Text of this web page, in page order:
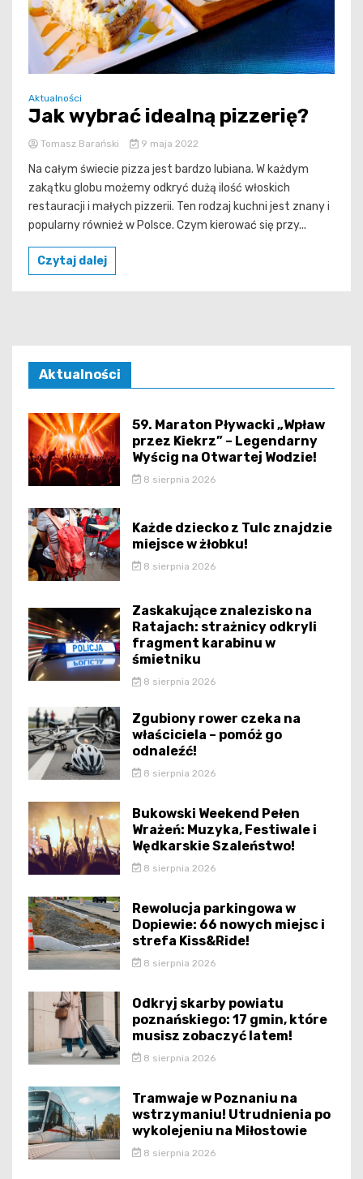
Aktualności
Jak wybrać idealną pizzerię?
Tomasz Barański 9 maja 2022
Na całym świecie pizza jest bardzo lubiana. W każdym
zakątku globu możemy odkryć dużą ilość włoskich
restauracji i małych pizzerii. Ten rodzaj kuchni jest znany i
popularny również w Polsce. Czym kierować się przy...
Czytaj dalej
Aktualności
59. Maraton Pływacki „Wpław
przez Kiekrz” – Legendarny
Wyścig na Otwartej Wodzie!
8 sierpnia 2026
Każde dziecko z Tulc znajdzie
miejsce w żłobku!
8 sierpnia 2026
Zaskakujące znalezisko na
Ratajach: strażnicy odkryli
fragment karabinu w
śmietniku
8 sierpnia 2026
Zgubiony rower czeka na
właściciela – pomóż go
odnaleźć!
8 sierpnia 2026
Bukowski Weekend Pełen
Wrażeń: Muzyka, Festiwale i
Wędkarskie Szaleństwo!
8 sierpnia 2026
Rewolucja parkingowa w
Dopiewie: 66 nowych miejsc i
strefa Kiss&Ride!
8 sierpnia 2026
Odkryj skarby powiatu
poznańskiego: 17 gmin, które
musisz zobaczyć latem!
8 sierpnia 2026
Tramwaje w Poznaniu na
wstrzymaniu! Utrudnienia po
wykolejeniu na Miłostowie
8 sierpnia 2026